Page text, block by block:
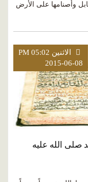
وأصنامها على الأرض
الاثنين PM 05:02
2015-06-08
الله عليه